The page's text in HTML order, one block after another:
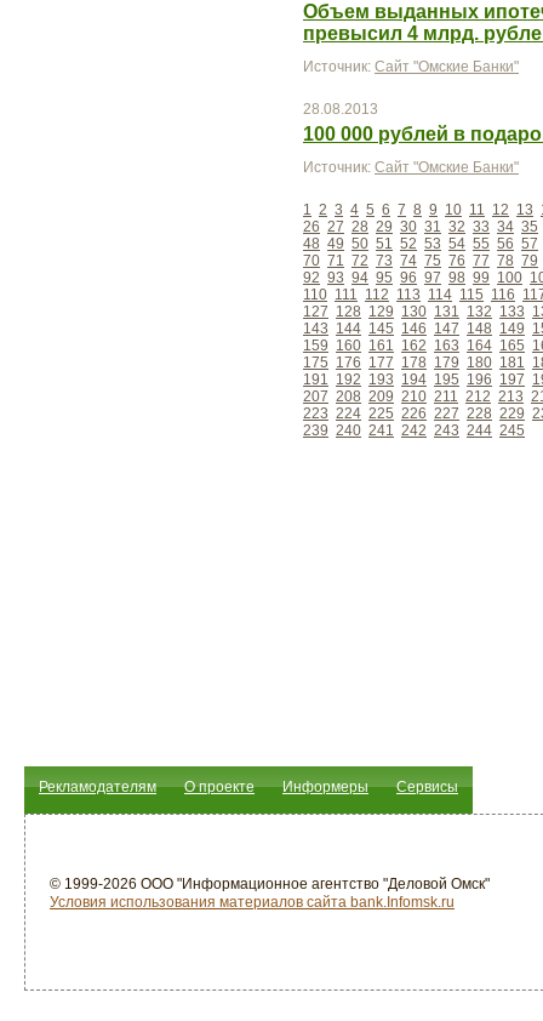
Объем выданных
превысил 4 млрд.
Источник: Сайт "Омские Банки"
28.08.2013
100 000 рублей в
Источник: Сайт "Омские Банки"
1 2 3 4 5 6 7 8 9 10 11 12 13
26 27 28 29 30 31 32 33 34 35
48 49 50 51 52 53 54 55 56 57
70 71 72 73 74 75 76 77 78 79
92 93 94 95 96 97 98 99 100
110 111 112 113 114 115 116
127 128 129 130 131 132 133
143 144 145 146 147 148 149
159 160 161 162 163 164 165
175 176 177 178 179 180 181
191 192 193 194 195 196 197
207 208 209 210 211 212 213
223 224 225 226 227 228 229
239 240 241 242 243 244 245
Рекламодателям О проекте Информеры Сервисы
© 1999-2026 ООО "Информационное агентство "Деловой Омск"
Условия использования материалов сайта bank.Infomsk.ru